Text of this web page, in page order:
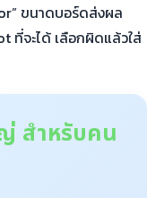
ขนาดบอร์ดส่งผล
ที่จะได้ เลือกผิดแล้วใส่
สำหรับคน